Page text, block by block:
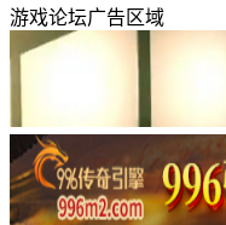
游戏论坛广告区域